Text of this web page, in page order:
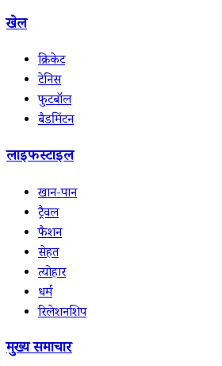
खेल
क्रिकेट
टेनिस
फुटबॉल
बैडमिंटन
लाइफस्टाइल
खान-पान
ट्रैवल
फैशन
सेहत
त्योहार
धर्म
रिलेशनशिप
मुख्य समाचार